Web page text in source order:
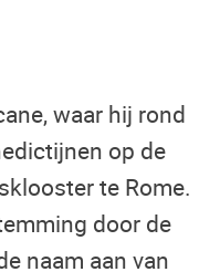
waar hij rond
op de
te Rome.
door de
naam aan van